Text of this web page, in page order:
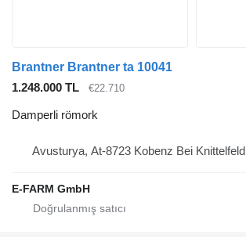
Brantner Brantner ta 10041
1.248.000 TL
€22.710
Damperli römork
Avusturya, At-8723 Kobenz Bei Knittelfeld
E-FARM GmbH